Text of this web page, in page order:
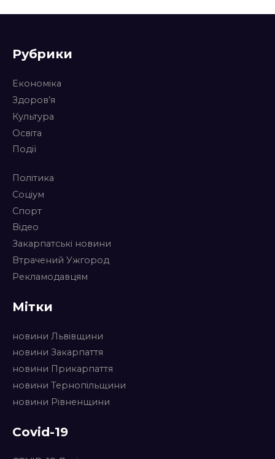
Рубрики
Економіка
Здоров’я
Культура
Освіта
Події
Політика
Соціум
Спорт
Відео
Закарпатські новини
Втрачений Ужгород
Рекламодавцям
Мітки
новини Львівщини
новини Закарпаття
новини Прикарпаття
новини Тернопільщини
новини Рівненщини
Covid-19